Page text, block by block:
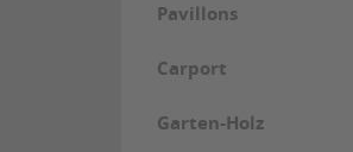
Pavillons
Carport
Garten-Holz